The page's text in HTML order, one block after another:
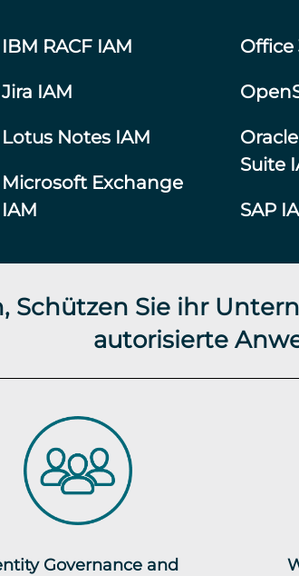
IBM RACF IAM
Jira IAM
Lotus Notes IAM
Microsoft Exchange
IAM
Office
Suite
SAP
Schützen Sie ihr
autorisierte
Governance and